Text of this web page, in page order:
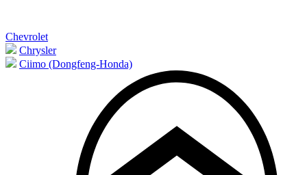
Chevrolet
Chrysler
Ciimo (Dongfeng-Honda)